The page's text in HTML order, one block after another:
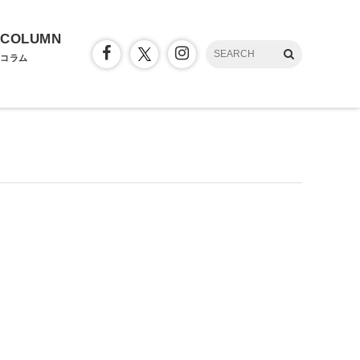
COLUMN
コラム